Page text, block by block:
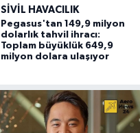
SIVIL HAVACILIK
Pegasus'tan 149,9 milyon
dolarlık tahvil ihracı:
Toplam büyüklük 649,9
milyon dolara ulaşıyor